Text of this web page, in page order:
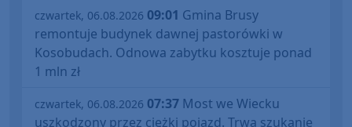
czwartek, 06.08.2026 09:01 Gmina Brusy
remontuje budynek dawnej pastorówki w
Kosobudach. Odnowa zabytku kosztuje ponad
1 mln zł
czwartek, 06.08.2026 07:37 Most we Wiecku
uszkodzony przez ciężki pojazd. Trwa szukanie